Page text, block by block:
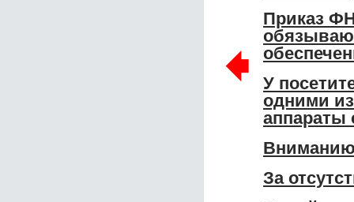
Приказ
У
одними
аппараты
Вниманию
За
🠸